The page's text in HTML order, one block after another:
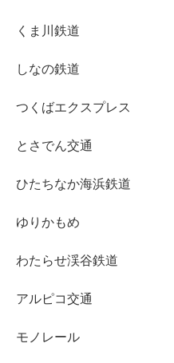
くま川鉄道
しなの鉄道
つくばエクスプレス
とさでん交通
ひたちなか海浜鉄道
ゆりかもめ
わたらせ渓谷鉄道
アルピコ交通
モノレール